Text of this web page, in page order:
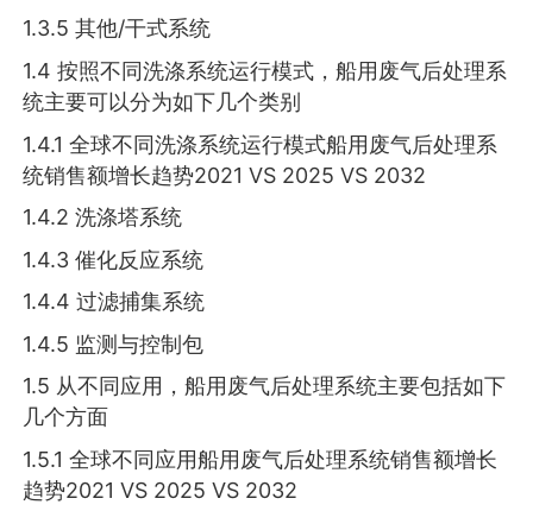
1.3.5 其他/干式系统
1.4 按照不同洗涤系统运行模式，船用废气后处理系
统主要可以分为如下几个类别
1.4.1 全球不同洗涤系统运行模式船用废气后处理系
统销售额增长趋势2021 VS 2025 VS 2032
1.4.2 洗涤塔系统
1.4.3 催化反应系统
1.4.4 过滤捕集系统
1.4.5 监测与控制包
1.5 从不同应用，船用废气后处理系统主要包括如下
几个方面
1.5.1 全球不同应用船用废气后处理系统销售额增长
趋势2021 VS 2025 VS 2032